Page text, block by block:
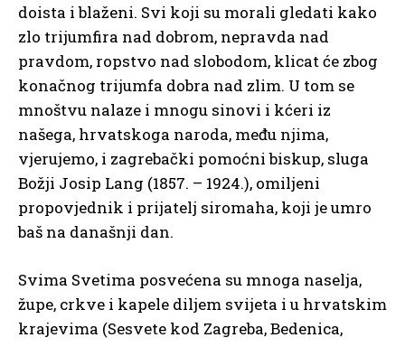
doista i blaženi. Svi koji su morali gledati kako
zlo trijumfira nad dobrom, nepravda nad
pravdom, ropstvo nad slobodom, klicat će zbog
konačnog trijumfa dobra nad zlim. U tom se
mnoštvu nalaze i mnogu sinovi i kćeri iz
našega, hrvatskoga naroda, među njima,
vjerujemo, i zagrebački pomoćni biskup, sluga
Božji Josip Lang (1857. – 1924.), omiljeni
propovjednik i prijatelj siromaha, koji je umro
baš na današnji dan.
Svima Svetima posvećena su mnoga naselja,
župe, crkve i kapele diljem svijeta i u hrvatskim
krajevima (Sesvete kod Zagreba, Bedenica,